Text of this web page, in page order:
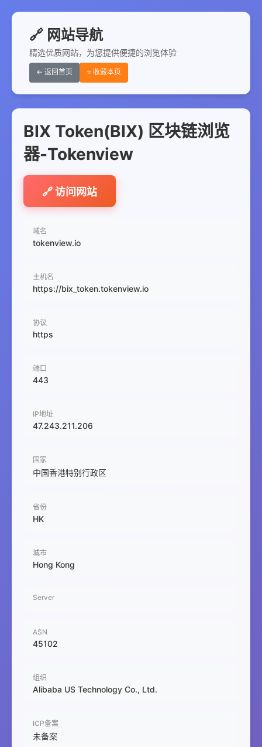
🔗 网站导航
精选优质网站，为您提供便捷的浏览体验
← 返回首页 ⭐ 收藏本页
BIX Token(BIX) 区块链浏览
器-Tokenview
🔗 访问网站
域名
tokenview.io
主机名
https://bix_token.tokenview.io
协议
https
端口
443
IP地址
47.243.211.206
国家
中国香港特别行政区
省份
HK
城市
Hong Kong
Server
ASN
45102
组织
Alibaba US Technology Co., Ltd.
ICP备案
未备案